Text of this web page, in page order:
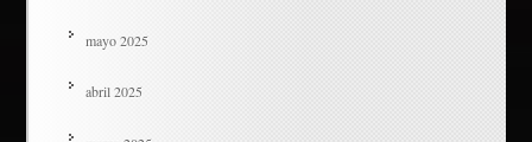
mayo 2025
abril 2025